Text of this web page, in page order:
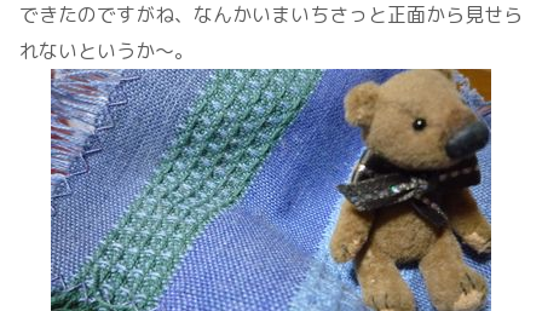
できたのですがね、なんかいまいちさっと正面から見せら
れないというか～。